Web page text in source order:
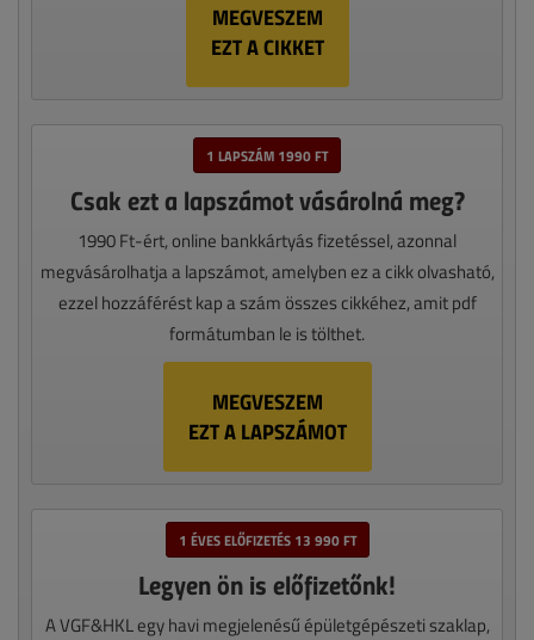
MEGVESZEM
EZT A CIKKET
1 LAPSZÁM 1990 FT
Csak ezt a lapszámot vásárolná meg?
1990 Ft-ért, online bankkártyás fizetéssel, azonnal
megvásárolhatja a lapszámot, amelyben ez a cikk olvasható,
ezzel hozzáférést kap a szám összes cikkéhez, amit pdf
formátumban le is tölthet.
MEGVESZEM
EZT A LAPSZÁMOT
1 ÉVES ELŐFIZETÉS 13 990 FT
Legyen ön is előfizetőnk!
A VGF&HKL egy havi megjelenésű épületgépészeti szaklap,